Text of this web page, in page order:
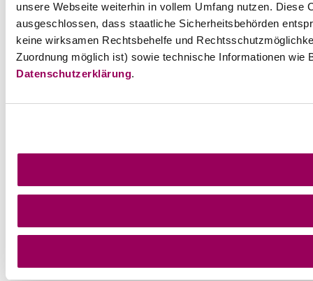
unsere Webseite weiterhin in vollem Umfang nutzen.
ausgeschlossen, dass staatliche Sicherheitsbehörden
keine wirksamen Rechtsbehelfe und
Zuordnung möglich ist) sowie technische Informationen
Datenschutzerklärung.